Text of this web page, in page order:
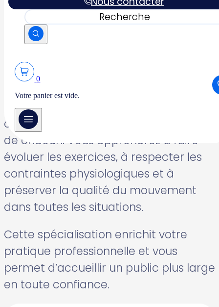
Rechercher
0
Votre panier est vide.
enceintes, les jeunes mamans et les
personnes avançant en âge.
développerez une approche sécurisée
et individualisée du Pilates afin de
proposer des séances adaptées aux
capacités, aux besoins et aux objectifs
de chacun. Vous apprendrez à faire
évoluer les exercices, à respecter les
contraintes physiologiques et à
préserver la qualité du mouvement
dans toutes les situations.
Cette spécialisation enrichit votre
pratique professionnelle et vous
permet d’accueillir un public plus large
en toute confiance.